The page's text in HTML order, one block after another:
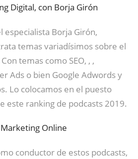
Digital, con Borja Girón
especialista Borja Girón,
temas variadísimos sobre el
temas como SEO, , ,
Ads o bien Google Adwords y
Lo colocamos en el puesto
este ranking de podcasts 2019.
Online
conductor de estos podcasts,